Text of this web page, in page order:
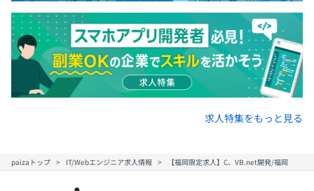
求人特集をもっと見る
paizaトップ IT/Webエンジニア求人情報 【福岡限定求人】C、VB.net開発/福岡